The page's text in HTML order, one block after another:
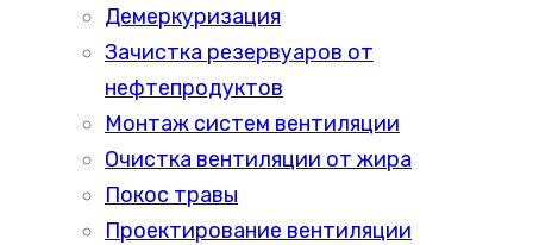
Демеркуризация
Зачистка резервуаров от
нефтепродуктов
Монтаж систем вентиляции
Очистка вентиляции от жира
Покос травы
Проектирование вентиляции